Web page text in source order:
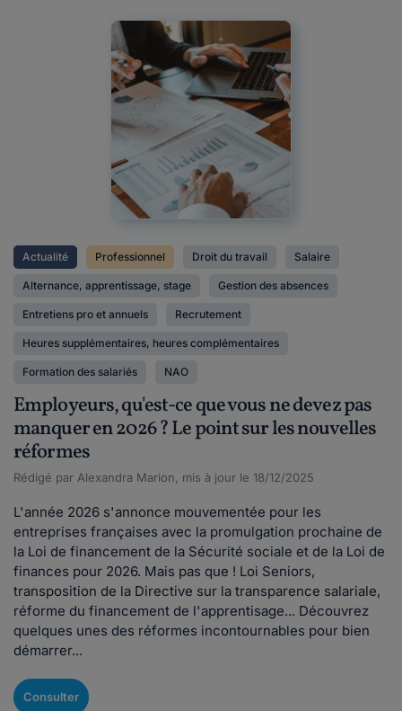
Actualité Professionnel Droit du travail Salaire
Alternance, apprentissage, stage Gestion des absences
Entretiens pro et annuels Recrutement
Heures supplémentaires, heures complémentaires
Formation des salariés NAO
Employeurs, qu'est-ce que vous ne devez pas
manquer en 2026 ? Le point sur les nouvelles
réformes
Rédigé par Alexandra Marion, mis à jour le 18/12/2025
L'année 2026 s'annonce mouvementée pour les
entreprises françaises avec la promulgation prochaine de
la Loi de financement de la Sécurité sociale et de la Loi de
finances pour 2026. Mais pas que ! Loi Seniors,
transposition de la Directive sur la transparence salariale,
réforme du financement de l'apprentisage... Découvrez
quelques unes des réformes incontournables pour bien
démarrer...
Consulter